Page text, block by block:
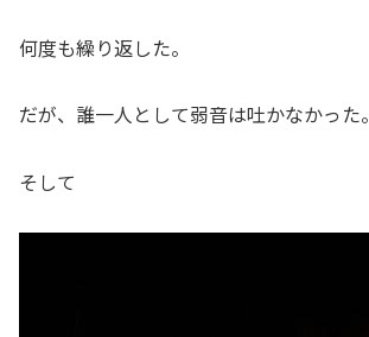
何度も繰り返した。
だが、誰一人として弱音は吐かなかった。
そして